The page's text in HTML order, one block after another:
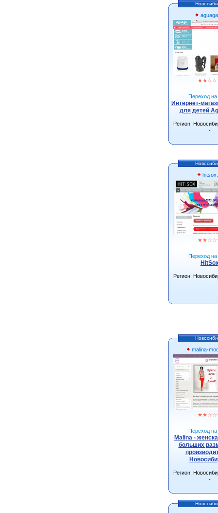
★★☆☆
Переход на
Интернет-
для детей
Регион:
-
★★☆☆
Переход на
Регион:
-
malina-
★★☆☆
Переход на
Malina -
больших
Регион:
-